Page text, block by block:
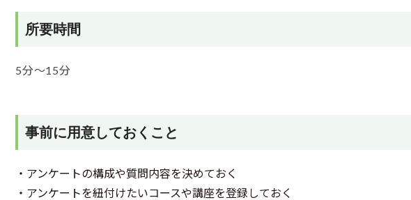
所要時間
5分～15分
事前に用意しておくこと
・アンケートの構成や質問内容を決めておく
・アンケートを紐付けたいコースや講座を登録しておく